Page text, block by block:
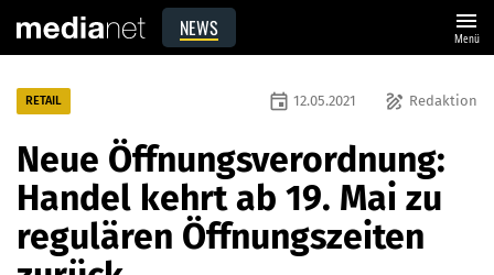
NEWS menu
Menü
RETAIL draw Redaktion
event 12.05.2021
Neue Öffnungsverordnung:
Handel kehrt ab 19. Mai zu
regulären Öffnungszeiten